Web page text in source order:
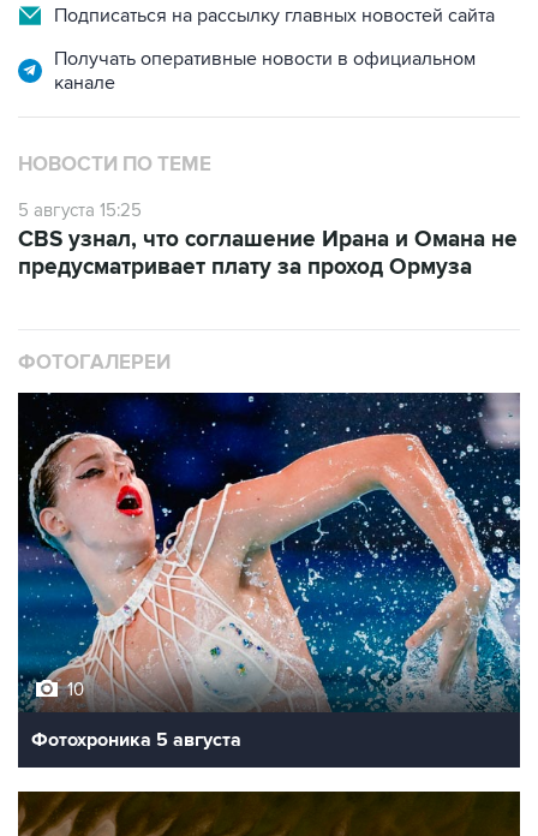
Подписаться на рассылку главных новостей сайта
Получать оперативные новости в официальном
канале
НОВОСТИ ПО ТЕМЕ
5 августа 15:25
CBS узнал, что соглашение Ирана и Омана не
предусматривает плату за проход Ормуза
ФОТОГАЛЕРЕИ
10
Фотохроника 5 августа